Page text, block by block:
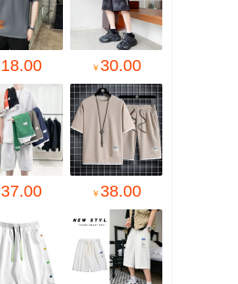
18.00 ￥30.00
37.00 ￥38.00